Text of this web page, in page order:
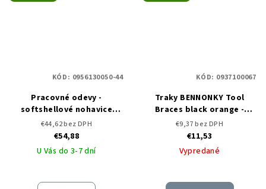
Pracovné odevy -
softshellové nohavice
FORCE TROUSERS
€44,62 bez DPH
€54,88
U Vás do 3-7 dní
KÓD: 0956130050-44
Traky BENNONKY Tool
Braces black orange -
DOPREDAJ
€9,37 bez DPH
€11,53
Vypredané
KÓD: 0937100067